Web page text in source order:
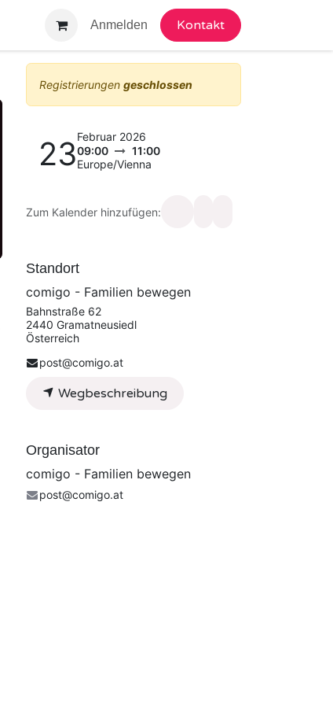
Anmelden Kontakt
Registrierungen geschlossen
23Februar 2026
09:00
11:00
Europe/Vienna
Zum Kalender hinzufügen:
Standort
comigo - Familien bewegen
Bahnstraße 62
2440 Gramatneusiedl
Österreich
post@comigo.at
Wegbeschreibung
Organisator
comigo - Familien bewegen
post@comigo.at